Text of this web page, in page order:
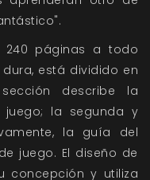
240 páginas a todo
está dividido en
describe la
la segunda y
la guía del
juego. El diseño de
concepción y utiliza